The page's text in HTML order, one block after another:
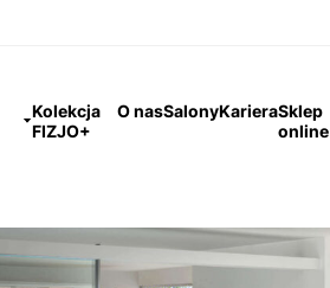
Kolekcja
FIZJO+
O nasSalonyKarieraSklep
online